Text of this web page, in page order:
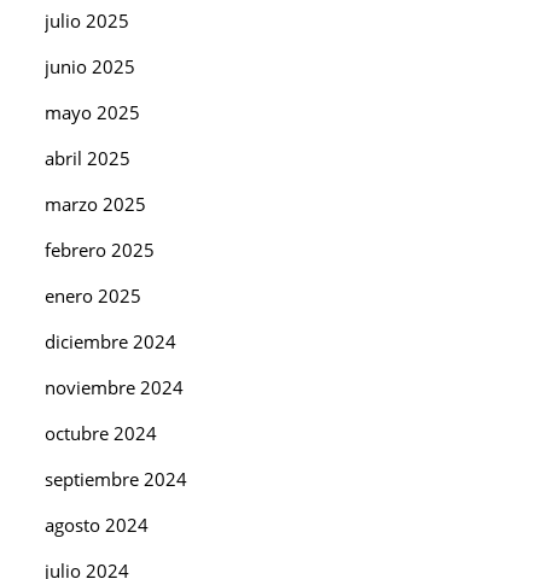
julio 2025
junio 2025
mayo 2025
abril 2025
marzo 2025
febrero 2025
enero 2025
diciembre 2024
noviembre 2024
octubre 2024
septiembre 2024
agosto 2024
julio 2024